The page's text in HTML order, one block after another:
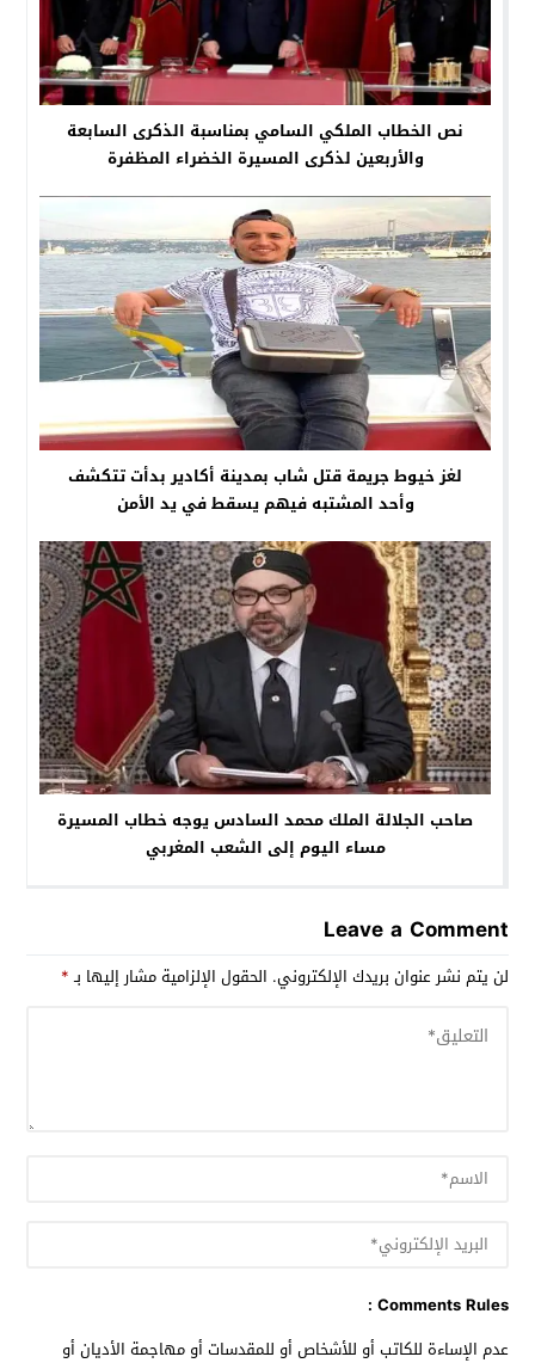
نص الخطاب الملكي السامي بمناسبة الذكرى السابعة
والأربعين لذكرى المسيرة الخضراء المظفرة
لغز خيوط جريمة قتل شاب بمدينة أكادير بدأت تتكشف
وأحد المشتبه فيهم يسقط في يد الأمن
صاحب الجلالة الملك محمد السادس يوجه خطاب المسيرة
مساء اليوم إلى الشعب المغربي
Leave a Comment
لن يتم نشر عنوان بريدك الإلكتروني. الحقول الإلزامية مشار إليها بـ*
Comments Rules :
عدم الإساءة للكاتب أو للأشخاص أو للمقدسات أو مهاجمة الأديان أو